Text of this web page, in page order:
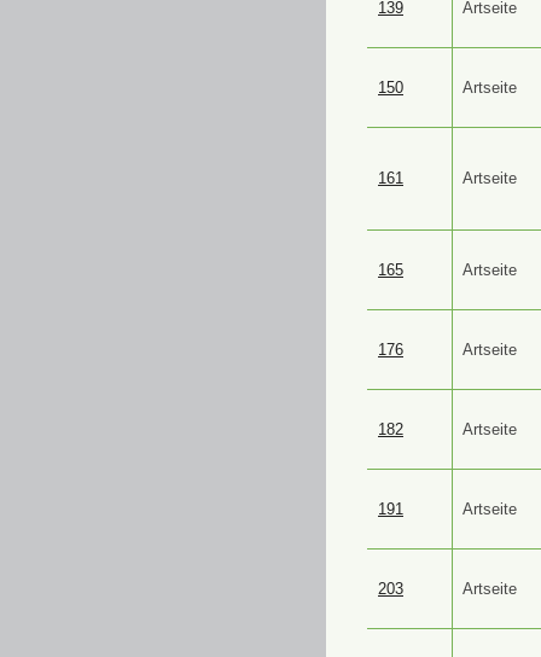
139 Artseite
150 Artseite
161 Artseite
165 Artseite
176 Artseite
182 Artseite
191 Artseite
203 Artseite